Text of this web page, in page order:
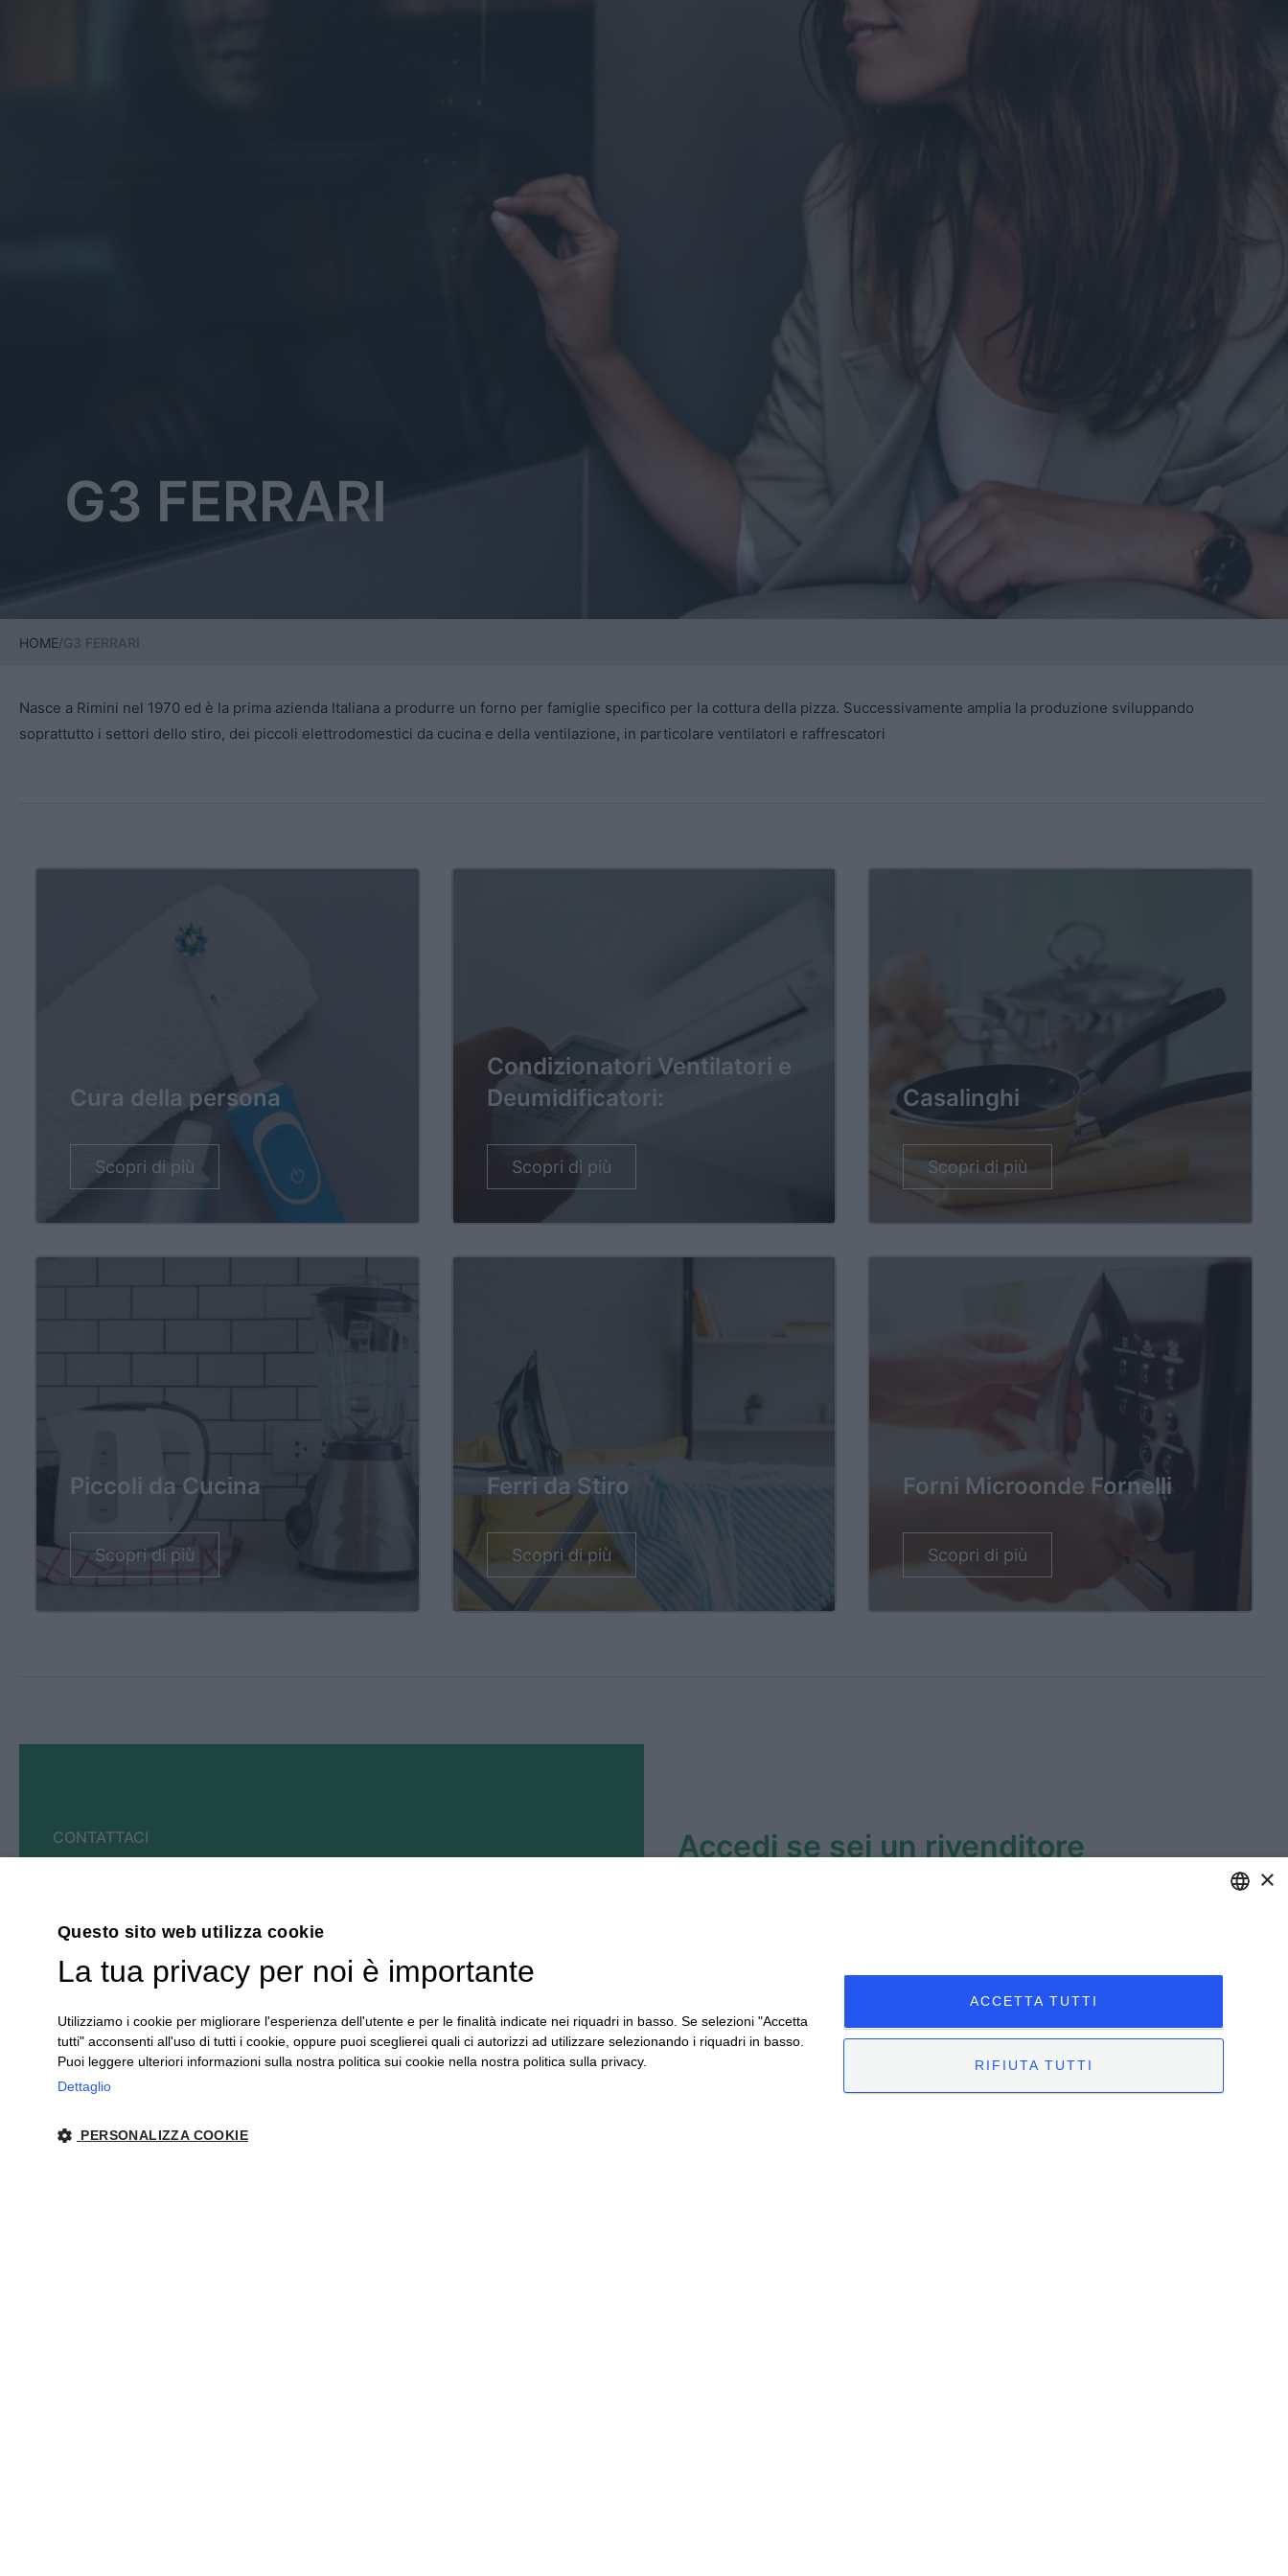
G3 FERRARI
HOME/G3 FERRARI
Nasce a Rimini nel 1970 ed è la prima azienda Italiana a produrre un forno per famiglie specifico per la cottura della pizza. Successivamente amplia la produzione sviluppando
soprattutto i settori dello stiro, dei piccoli elettrodomestici da cucina e della ventilazione, in particolare ventilatori e raffrescatori
Cura della persona
Scopri di più
Condizionatori Ventilatori e
Deumidificatori:
Scopri di più
Casalinghi
Scopri di più
Piccoli da Cucina
Scopri di più
Ferri da Stiro
Scopri di più
Forni Microonde Fornelli
Scopri di più
CONTATTACI
Sei un rivenditore?
Compila il modulo per riceve le credenziali di accesso e scoprire tutti
numero 0171/214253oppure scrivici una mail all'indirizzo
Accedi se sei un rivenditore
×
Questo sito web utilizza cookie
La tua privacy per noi è importante
Utilizziamo i cookie per migliorare l'esperienza dell'utente e per le finalità indicate nei riquadri in basso. Se selezioni "Accetta
tutti" acconsenti all'uso di tutti i cookie, oppure puoi sceglierei quali ci autorizzi ad utilizzare selezionando i riquadri in basso.
Puoi leggere ulteriori informazioni sulla nostra politica sui cookie nella nostra politica sulla privacy.
Dettaglio
PERSONALIZZA COOKIE
ACCETTA TUTTI
RIFIUTA TUTTI